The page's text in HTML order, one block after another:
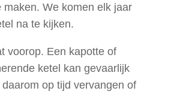
maken. We komen elk jaar
na te kijken.
voorop. Een kapotte of
ketel kan gevaarlijk
op tijd vervangen of